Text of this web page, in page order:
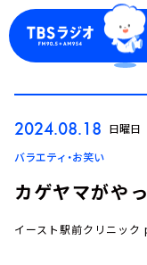
ログイン
2024.08.18 日曜日
バラエティ・お笑い
カゲヤマがや
イースト駅前クリニック